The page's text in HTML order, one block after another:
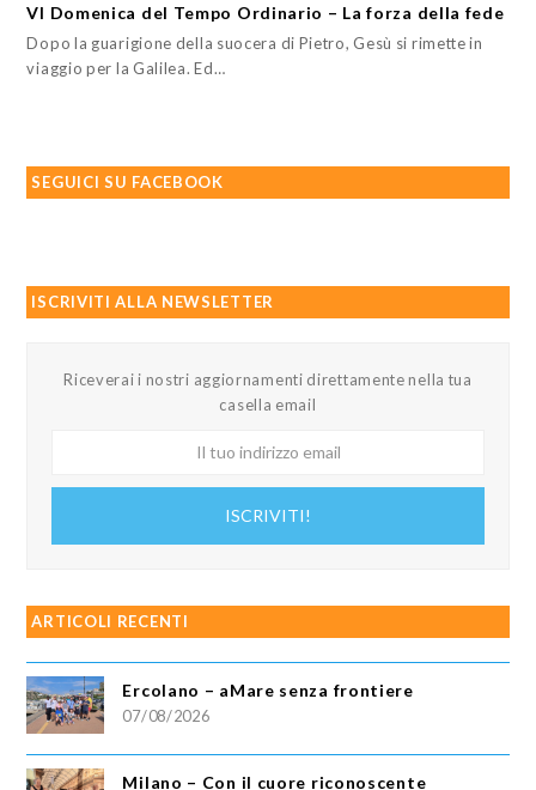
VI Domenica del Tempo Ordinario – La forza della fede
Dopo la guarigione della suocera di Pietro, Gesù si rimette in
viaggio per la Galilea. Ed…
SEGUICI SU FACEBOOK
ISCRIVITI ALLA NEWSLETTER
Riceverai i nostri aggiornamenti direttamente nella tua
casella email
ISCRIVITI!
ARTICOLI RECENTI
Ercolano – aMare senza frontiere
07/08/2026
Milano – Con il cuore riconoscente